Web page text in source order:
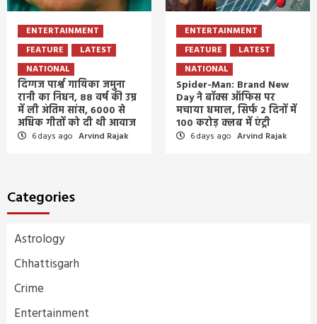
ENTERTAINMENT
FEATURE
LATEST
NATIONAL
दिग्गज पार्श्व गायिका जमुना
रानी का निधन, 88 वर्ष की उम्र
में ली अंतिम सांस, 6000 से
अधिक गीतों को दी थी आवाज
6 days ago Arvind Rajak
ENTERTAINMENT
FEATURE
LATEST
NATIONAL
Spider-Man: Brand New
Day ने बॉक्स ऑफिस पर
मचाया धमाल, सिर्फ 2 दिनों में
100 करोड़ क्लब में एंट्री
6 days ago Arvind Rajak
Categories
Astrology
Chhattisgarh
Crime
Entertainment